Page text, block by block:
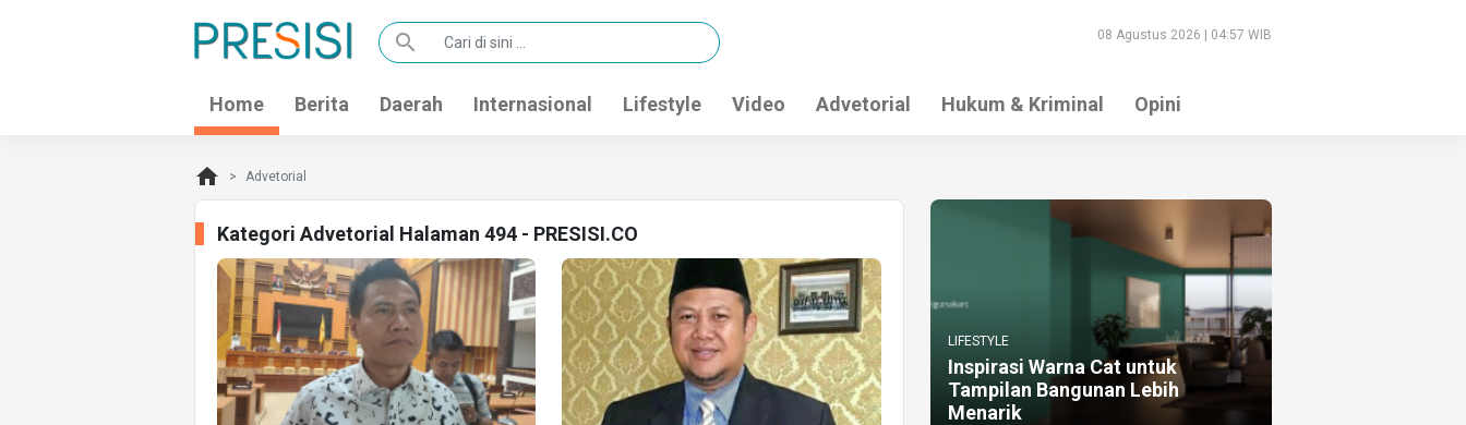
search 08 Agustus 2026 | 04:57 WIB
Home Berita Daerah Internasional Lifestyle Video Advetorial Hukum & Kriminal Opini
home Advetorial
Kategori Advetorial Halaman 494 - PRESISI.CO
LIFESTYLE
Inspirasi Warna Cat untuk
Tampilan Bangunan Lebih
Menarik